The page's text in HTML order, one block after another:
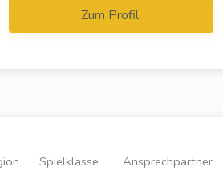
Zum Profil
Ansprechpartner
Spielklasse